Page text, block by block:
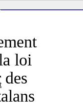
loi